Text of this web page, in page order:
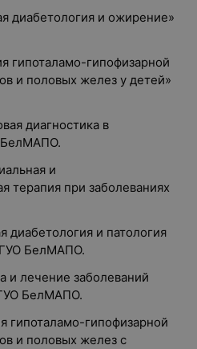
диабетология и ожирение»
гипоталамо-гипофизарной
и половых желез у детей»
диагностика в
БелМАПО.
и
терапия при заболеваниях
диабетология и патология
БелМАПО.
и лечение заболеваний
БелМАПО.
гипоталамо-гипофизарной
и половых желез с